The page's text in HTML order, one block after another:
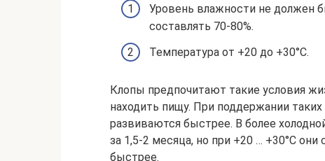
Уровень влажности не должен
составлять 70-80%.
Температура от +20 до +30°C.
Клопы предпочитают такие условия
находить пищу. При поддержании
развиваются быстрее. В более
за 1,5-2 месяца, но при +20 … +30°C
быстрее.